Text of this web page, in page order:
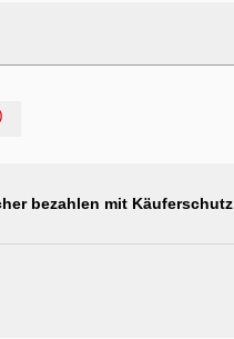
bezahlen mit Käuferschutz